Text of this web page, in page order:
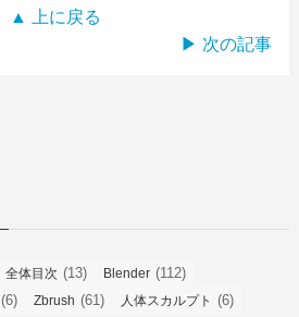
▲ 上に戻る
▶ 次の記事
全体目次 (13) Blender (112)
(6) Zbrush (61) 人体スカルプト (6)